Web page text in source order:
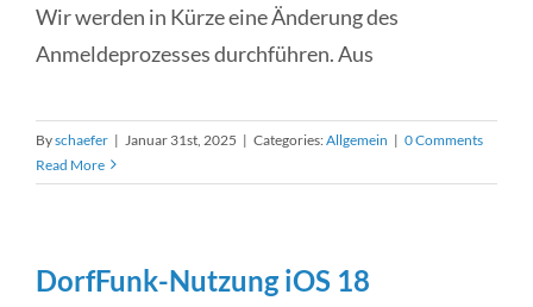
Wir werden in Kürze eine Änderung des
Anmeldeprozesses durchführen. Aus
Byschaefer | Januar 31st, 2025 | Categories:Allgemein | 0 Comments
Read More
DorfFunk-Nutzung iOS 18